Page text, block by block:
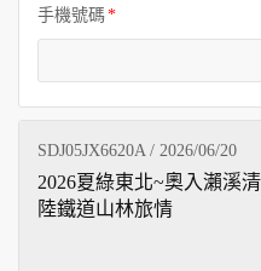
手機號碼
SDJ05JX6620A / 2026/06/20
2026夏綠東北~奧入瀨溪
陸鐵道山林旅情